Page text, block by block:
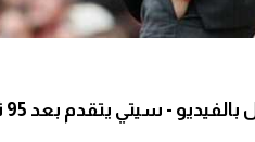
يتقدم بعد 95 ثانية على فينورد ويلحق به رقما تاريخيا